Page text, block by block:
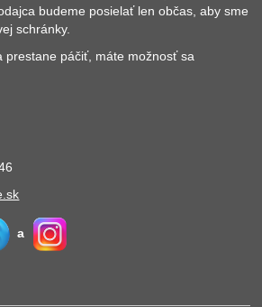
budeme posielať len občas, aby sme
schránky.
prestane páčiť, máte možnosť sa
a